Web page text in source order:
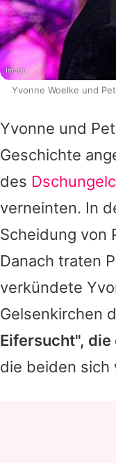
Yvonne und
Geschichte
des
verneinten. In
Scheidung von
Danach traten
verkündete
Gelsenkirchen
Eifersucht",
die beiden sich
Imago
Yvonne Woelke und